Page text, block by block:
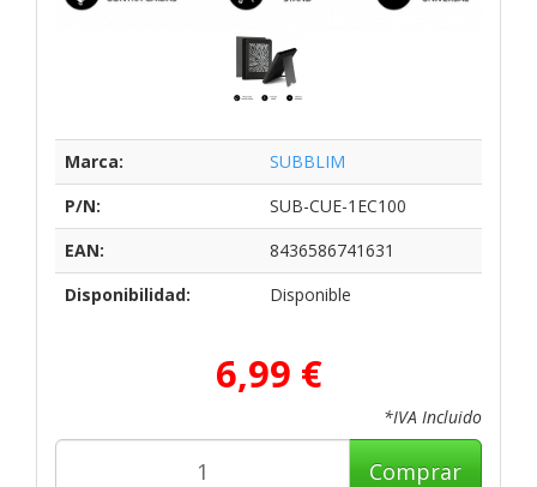
Marca:
SUBBLIM
P/N:
SUB-CUE-1EC100
EAN:
8436586741631
Disponibilidad:
Disponible
6,99 €
*IVA Incluido
Comprar